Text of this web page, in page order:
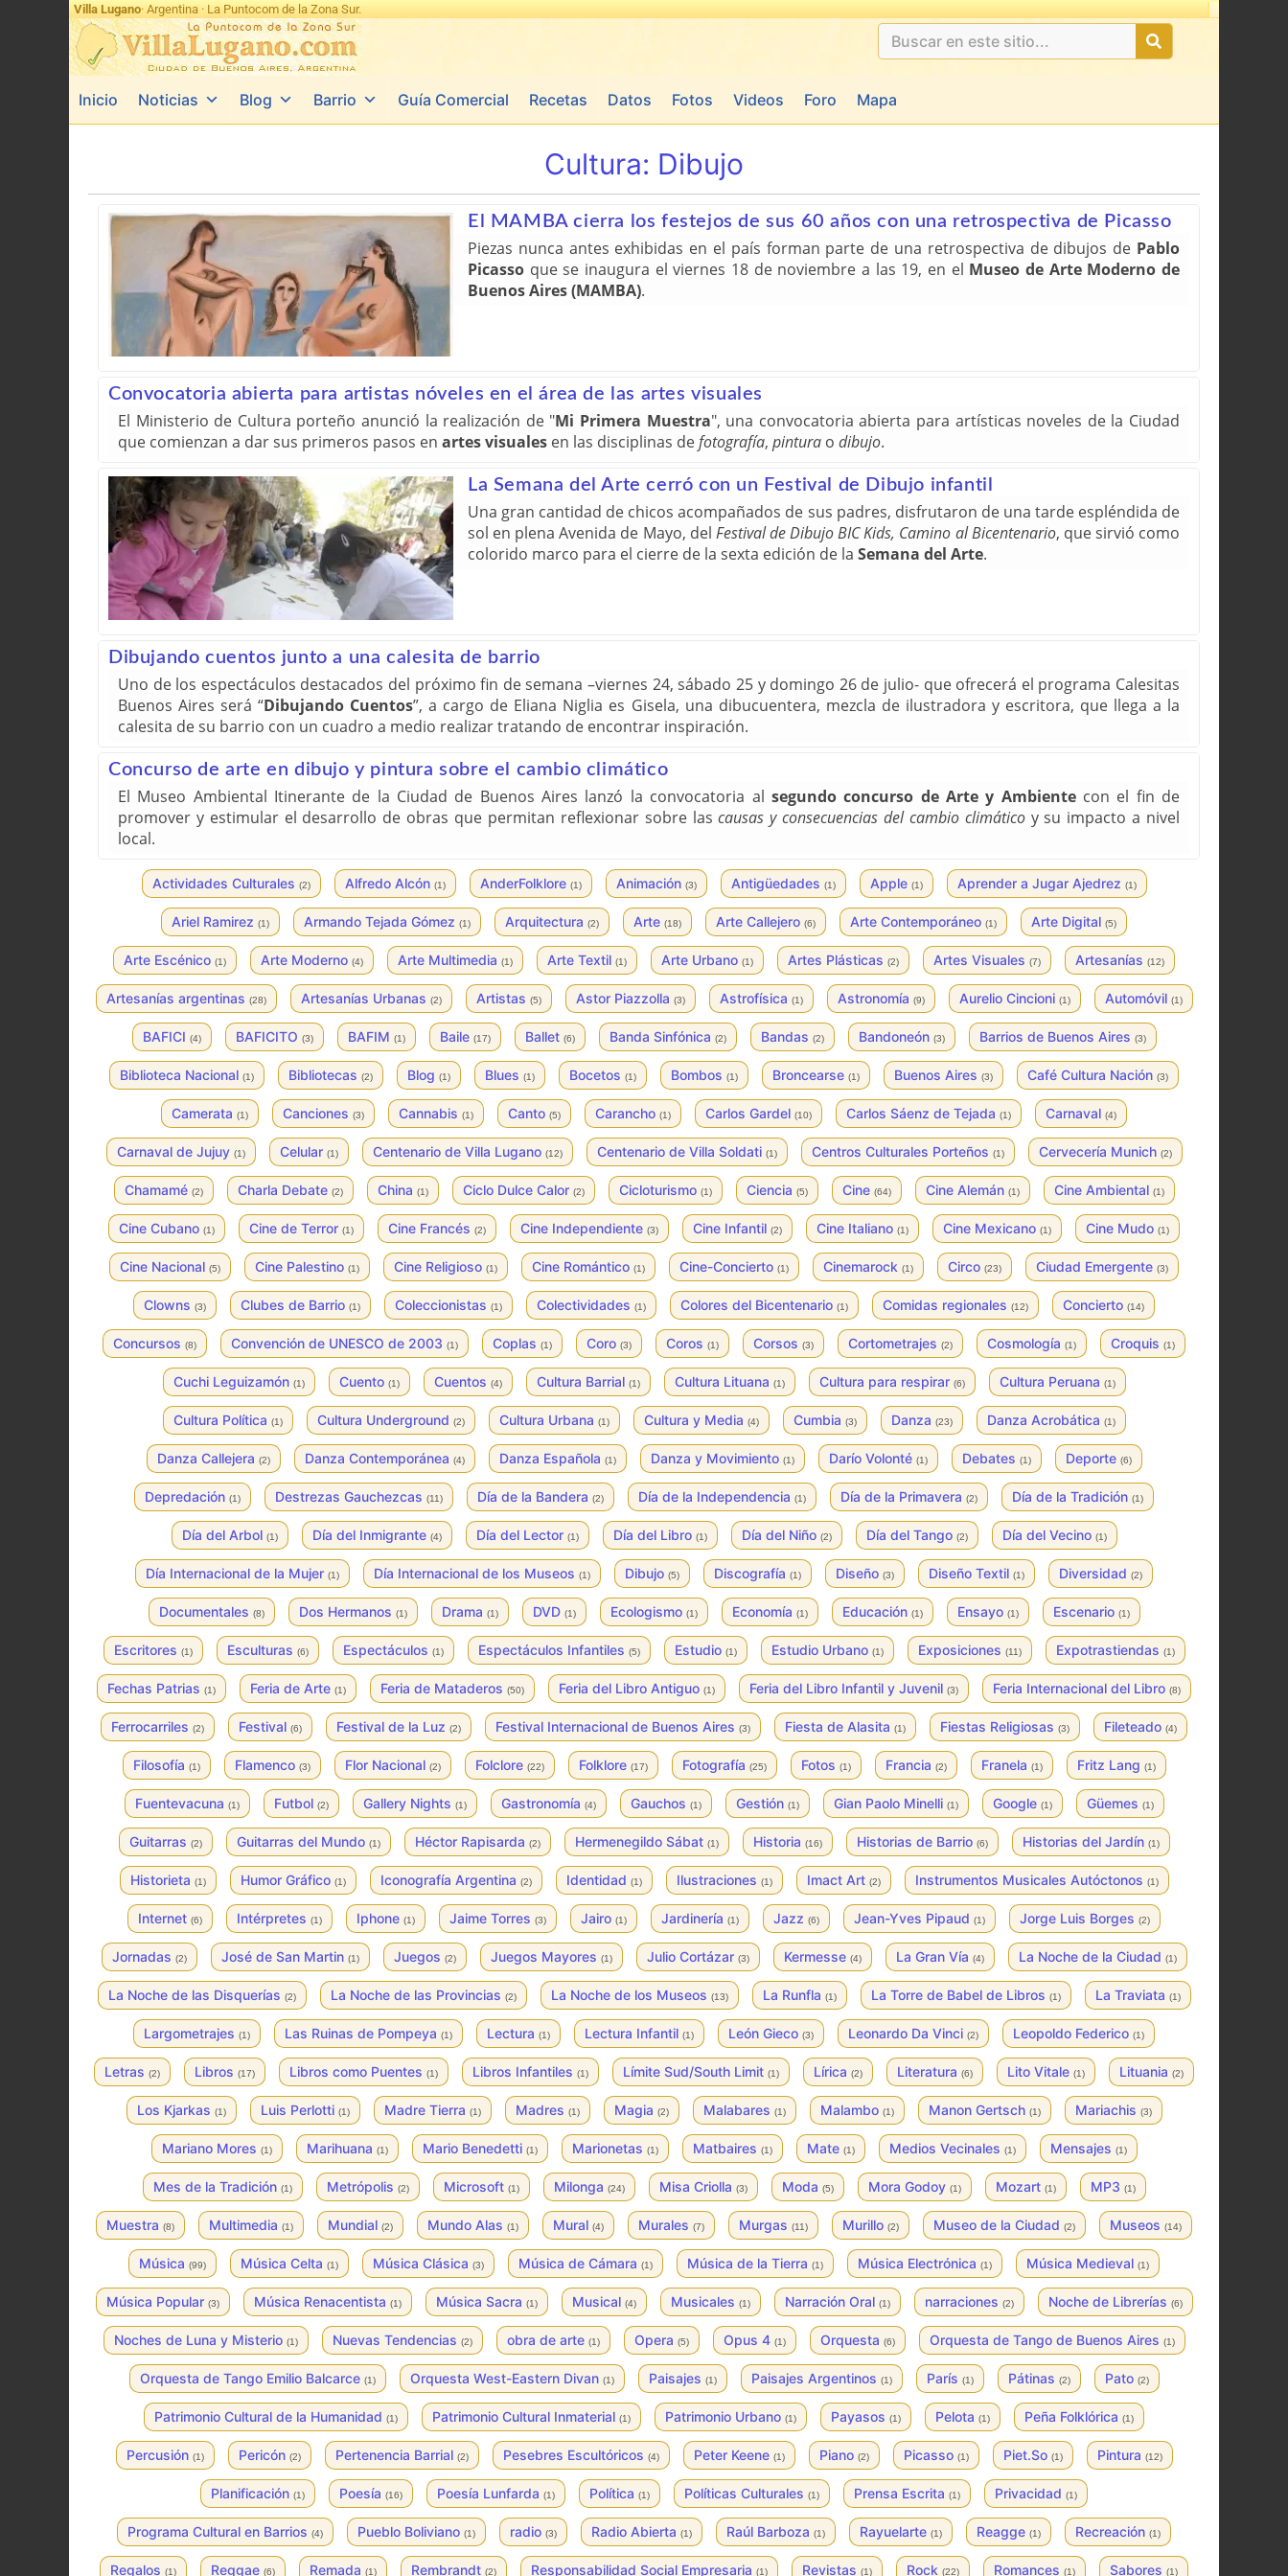
Villa Lugano· Argentina · La Puntocom de la Zona Sur.
Inicio Noticias Blog Barrio Guía Comercial Recetas Datos Fotos Videos Foro Mapa
Cultura: Dibujo
El MAMBA cierra los festejos de sus 60 años con una retrospectiva de Picasso
Piezas nunca antes exhibidas en el país forman parte de una retrospectiva de dibujos de Pablo
Picasso que se inaugura el viernes 18 de noviembre a las 19, en el Museo de Arte Moderno de
Buenos Aires (MAMBA).
Convocatoria abierta para artistas nóveles en el área de las artes visuales
El Ministerio de Cultura porteño anunció la realización de "Mi Primera Muestra", una convocatoria abierta para artísticas noveles de la Ciudad
que comienzan a dar sus primeros pasos en artes visuales en las disciplinas defotografía, pintura o dibujo.
La Semana del Arte cerró con un Festival de Dibujo infantil
Una gran cantidad de chicos acompañados de sus padres, disfrutaron de una tarde espléndida de
sol en plena Avenida de Mayo, del Festival de Dibujo BIC Kids, Camino al Bicentenario, que sirvió como
colorido marco para el cierre de la sexta edición de la Semana del Arte.
Dibujando cuentos junto a una calesita de barrio
Uno de los espectáculos destacados del próximo fin de semana –viernes 24, sábado 25 y domingo 26 de julio- que ofrecerá el programa Calesitas
Buenos Aires será “Dibujando Cuentos”, a cargo de Eliana Niglia es Gisela, una dibucuentera, mezcla de ilustradora y escritora, que llega a la
calesita de su barrio con un cuadro a medio realizar tratando de encontrar inspiración.
Concurso de arte en dibujo y pintura sobre el cambio climático
El Museo Ambiental Itinerante de la Ciudad de Buenos Aires lanzó la convocatoria al segundo concurso de Arte y Ambientecon el fin de
promover y estimular el desarrollo de obras que permitan reflexionar sobre lascausas y consecuencias del cambio climáticoy su impacto a nivel
local.
Actividades Culturales (2) Alfredo Alcón (1) AnderFolklore (1) Animación (3) Antigüedades (1) Apple (1) Aprender a Jugar Ajedrez (1)
Ariel Ramirez (1) Armando Tejada Gómez (1) Arquitectura (2) Arte (18) Arte Callejero (6) Arte Contemporáneo (1) Arte Digital (5)
Arte Escénico (1) Arte Moderno (4) Arte Multimedia (1) Arte Textil (1) Arte Urbano (1) Artes Plásticas (2) Artes Visuales (7) Artesanías (12)
Artesanías argentinas (28) Artesanías Urbanas (2) Artistas (5) Astor Piazzolla (3) Astrofísica (1) Astronomía (9) Aurelio Cincioni (1) Automóvil (1)
BAFICI (4) BAFICITO (3) BAFIM (1) Baile (17) Ballet (6) Banda Sinfónica (2) Bandas (2) Bandoneón (3) Barrios de Buenos Aires (3)
Biblioteca Nacional (1) Bibliotecas (2) Blog (1) Blues (1) Bocetos (1) Bombos (1) Broncearse (1) Buenos Aires (3) Café Cultura Nación (3)
Camerata (1) Canciones (3) Cannabis (1) Canto (5) Carancho (1) Carlos Gardel (10) Carlos Sáenz de Tejada (1) Carnaval (4)
Carnaval de Jujuy (1) Celular (1) Centenario de Villa Lugano (12) Centenario de Villa Soldati (1) Centros Culturales Porteños (1) Cervecería Munich (2)
Chamamé (2) Charla Debate (2) China (1) Ciclo Dulce Calor (2) Cicloturismo (1) Ciencia (5) Cine (64) Cine Alemán (1) Cine Ambiental (1)
Cine Cubano (1) Cine de Terror (1) Cine Francés (2) Cine Independiente (3) Cine Infantil (2) Cine Italiano (1) Cine Mexicano (1) Cine Mudo (1)
Cine Nacional (5) Cine Palestino (1) Cine Religioso (1) Cine Romántico (1) Cine-Concierto (1) Cinemarock (1) Circo (23) Ciudad Emergente (3)
Clowns (3) Clubes de Barrio (1) Coleccionistas (1) Colectividades (1) Colores del Bicentenario (1) Comidas regionales (12) Concierto (14)
Concursos (8) Convención de UNESCO de 2003 (1) Coplas (1) Coro (3) Coros (1) Corsos (3) Cortometrajes (2) Cosmología (1) Croquis (1)
Cuchi Leguizamón (1) Cuento (1) Cuentos (4) Cultura Barrial (1) Cultura Lituana (1) Cultura para respirar (6) Cultura Peruana (1)
Cultura Política (1) Cultura Underground (2) Cultura Urbana (1) Cultura y Media (4) Cumbia (3) Danza (23) Danza Acrobática (1)
Danza Callejera (2) Danza Contemporánea (4) Danza Española (1) Danza y Movimiento (1) Darío Volonté (1) Debates (1) Deporte (6)
Depredación (1) Destrezas Gauchezcas (11) Día de la Bandera (2) Día de la Independencia (1) Día de la Primavera (2) Día de la Tradición (1)
Día del Arbol (1) Día del Inmigrante (4) Día del Lector (1) Día del Libro (1) Día del Niño (2) Día del Tango (2) Día del Vecino (1)
Día Internacional de la Mujer (1) Día Internacional de los Museos (1) Dibujo (5) Discografía (1) Diseño (3) Diseño Textil (1) Diversidad (2)
Documentales (8) Dos Hermanos (1) Drama (1) DVD (1) Ecologismo (1) Economía (1) Educación (1) Ensayo (1) Escenario (1)
Escritores (1) Esculturas (6) Espectáculos (1) Espectáculos Infantiles (5) Estudio (1) Estudio Urbano (1) Exposiciones (11) Expotrastiendas (1)
Fechas Patrias (1) Feria de Arte (1) Feria de Mataderos (50) Feria del Libro Antiguo (1) Feria del Libro Infantil y Juvenil (3) Feria Internacional del Libro (8)
Ferrocarriles (2) Festival (6) Festival de la Luz (2) Festival Internacional de Buenos Aires (3) Fiesta de Alasita (1) Fiestas Religiosas (3) Fileteado (4)
Filosofía (1) Flamenco (3) Flor Nacional (2) Folclore (22) Folklore (17) Fotografía (25) Fotos (1) Francia (2) Franela (1) Fritz Lang (1)
Fuentevacuna (1) Futbol (2) Gallery Nights (1) Gastronomía (4) Gauchos (1) Gestión (1) Gian Paolo Minelli (1) Google (1) Güemes (1)
Guitarras (2) Guitarras del Mundo (1) Héctor Rapisarda (2) Hermenegildo Sábat (1) Historia (16) Historias de Barrio (6) Historias del Jardín (1)
Historieta (1) Humor Gráfico (1) Iconografía Argentina (2) Identidad (1) Ilustraciones (1) Imact Art (2) Instrumentos Musicales Autóctonos (1)
Internet (6) Intérpretes (1) Iphone (1) Jaime Torres (3) Jairo (1) Jardinería (1) Jazz (6) Jean-Yves Pipaud (1) Jorge Luis Borges (2)
Jornadas (2) José de San Martin (1) Juegos (2) Juegos Mayores (1) Julio Cortázar (3) Kermesse (4) La Gran Vía (4) La Noche de la Ciudad (1)
La Noche de las Disquerías (2) La Noche de las Provincias (2) La Noche de los Museos (13) La Runfla (1) La Torre de Babel de Libros (1) La Traviata (1)
Largometrajes (1) Las Ruinas de Pompeya (1) Lectura (1) Lectura Infantil (1) León Gieco (3) Leonardo Da Vinci (2) Leopoldo Federico (1)
Letras (2) Libros (17) Libros como Puentes (1) Libros Infantiles (1) Límite Sud/South Limit (1) Lírica (2) Literatura (6) Lito Vitale (1) Lituania (2)
Los Kjarkas (1) Luis Perlotti (1) Madre Tierra (1) Madres (1) Magia (2) Malabares (1) Malambo (1) Manon Gertsch (1) Mariachis (3)
Mariano Mores (1) Marihuana (1) Mario Benedetti (1) Marionetas (1) Matbaires (1) Mate (1) Medios Vecinales (1) Mensajes (1)
Mes de la Tradición (1) Metrópolis (2) Microsoft (1) Milonga (24) Misa Criolla (3) Moda (5) Mora Godoy (1) Mozart (1) MP3 (1)
Muestra (8) Multimedia (1) Mundial (2) Mundo Alas (1) Mural (4) Murales (7) Murgas (11) Murillo (2) Museo de la Ciudad (2) Museos (14)
Música (99) Música Celta (1) Música Clásica (3) Música de Cámara (1) Música de la Tierra (1) Música Electrónica (1) Música Medieval (1)
Música Popular (3) Música Renacentista (1) Música Sacra (1) Musical (4) Musicales (1) Narración Oral (1) narraciones (2) Noche de Librerías (6)
Noches de Luna y Misterio (1) Nuevas Tendencias (2) obra de arte (1) Opera (5) Opus 4 (1) Orquesta (6) Orquesta de Tango de Buenos Aires (1)
Orquesta de Tango Emilio Balcarce (1) Orquesta West-Eastern Divan (1) Paisajes (1) Paisajes Argentinos (1) París (1) Pátinas (2) Pato (2)
Patrimonio Cultural de la Humanidad (1) Patrimonio Cultural Inmaterial (1) Patrimonio Urbano (1) Payasos (1) Pelota (1) Peña Folklórica (1)
Percusión (1) Pericón (2) Pertenencia Barrial (2) Pesebres Escultóricos (4) Peter Keene (1) Piano (2) Picasso (1) Piet.So (1) Pintura (12)
Planificación (1) Poesía (16) Poesía Lunfarda (1) Política (1) Políticas Culturales (1) Prensa Escrita (1) Privacidad (1)
Programa Cultural en Barrios (4) Pueblo Boliviano (1) radio (3) Radio Abierta (1) Raúl Barboza (1) Rayuelarte (1) Reagge (1) Recreación (1)
Regalos (1) Reggae (6) Remada (1) Rembrandt (2) Responsabilidad Social Empresaria (1) Revistas (1) Rock (22) Romances (1) Sabores (1)